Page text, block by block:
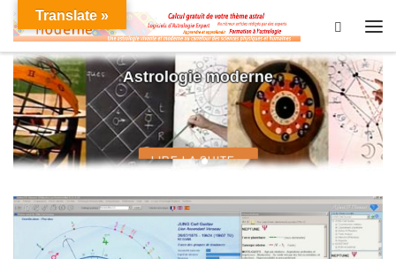
Skip to content
Search
Astrologie moderne
LIRE LA SUITE »
Translate »